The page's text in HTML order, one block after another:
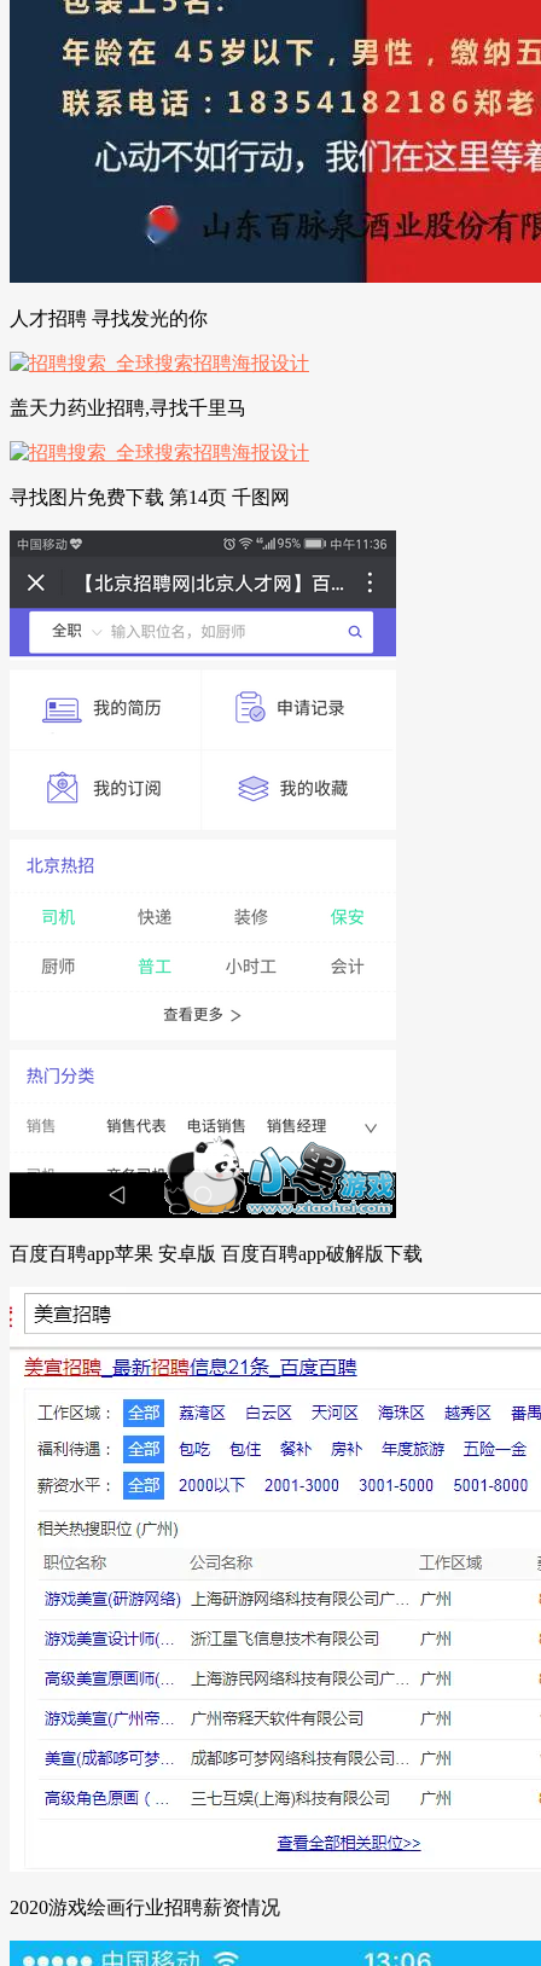
人才招聘 寻找发光的你
盖天力药业招聘,寻找千里马
寻找图片免费下载 第14页 千图网
百度百聘app苹果 安卓版 百度百聘app破解版下载
2020游戏绘画行业招聘薪资情况